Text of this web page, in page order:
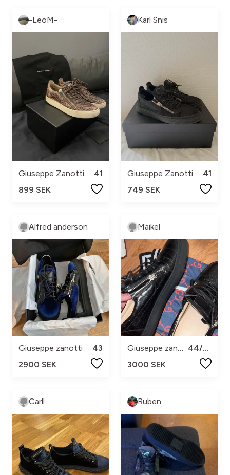
-LeoM-
Giuseppe Zanotti
41
899 SEK
Karl Snis
Giuseppe Zanotti
41
749 SEK
Alfred anderson
Giuseppe zanotti
43
2900 SEK
Maikel
44/45
3000 SEK
Carll Ruben